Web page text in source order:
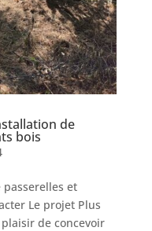
de
bois
passerelles et
Le projet Plus
de concevoir